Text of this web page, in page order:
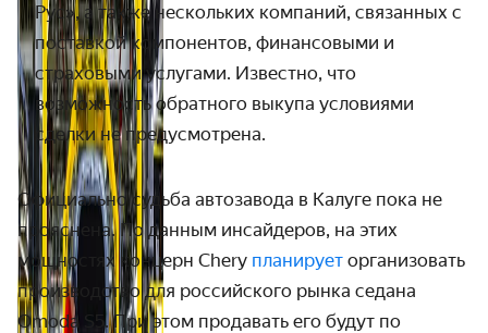
Рус», а также нескольких компаний, связанных с
поставкой компонентов, финансовыми и
страховыми услугами. Известно, что
возможность обратного выкупа условиями
сделки не предусмотрена.
Официально судьба автозавода в Калуге пока не
прояснена. По данным инсайдеров, на этих
мощностях концерн Chery планирует организовать
производство для российского рынка седана
Omoda S 5. При этом продавать его будут по